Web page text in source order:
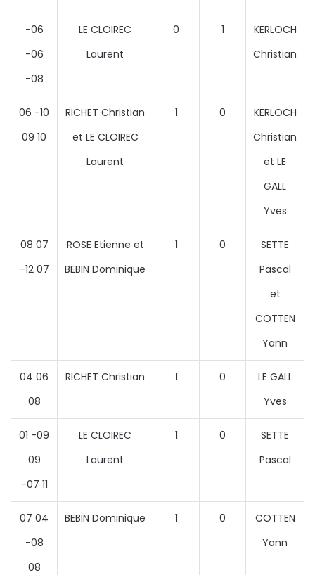
-06
-06
-08
LE CLOIREC
Laurent
0 1
KERLOCH
Christian
06 -10
09 10
RICHET Christian
et LE CLOIREC
Laurent
1 0
KERLOCH
Christian
et LE
GALL
Yves
08 07
-12 07
ROSE Etienne et
BEBIN Dominique
1 0
SETTE
Pascal
et
COTTEN
Yann
04 06
08
RICHET Christian 1 0
LE GALL
Yves
01 -09
09
-07 11
LE CLOIREC
Laurent
1 0
SETTE
Pascal
07 04
-08
08
BEBIN Dominique 1 0
COTTEN
Yann